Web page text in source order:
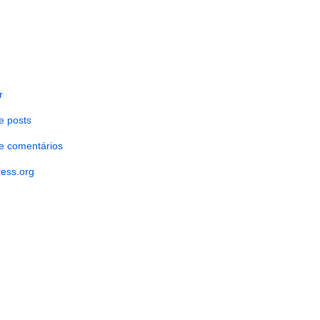
posts
comentários